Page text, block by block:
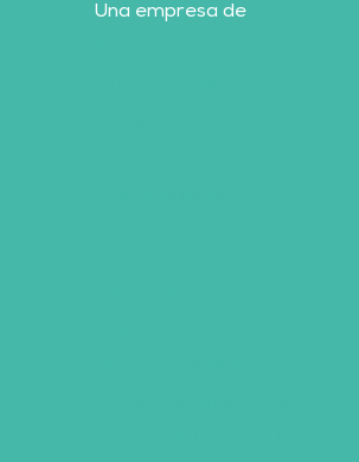
Una empresa de